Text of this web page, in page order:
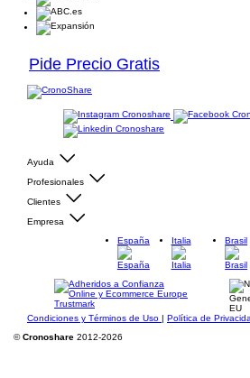
Pide Precio Gratis
Ayuda
Profesionales
Clientes
Empresa
España
Italia Brasil
Condiciones y Términos de Uso | Política de
©Cronoshare 2012-2026